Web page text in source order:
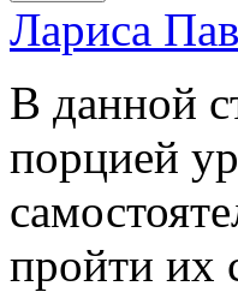
Лариса
В данной
порцией
пройти их